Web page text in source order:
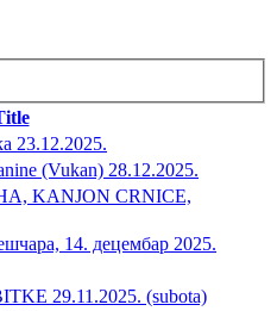
23.12.2025.
(Vukan) 28.12.2025.
KANJON CRNICE,
14. децембар 2025.
29.11.2025. (subota)